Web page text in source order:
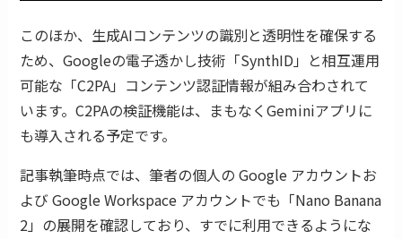
このほか、生成AIコンテンツの識別と透明性を確保する
ため、Googleの電子透かし技術「SynthID」と相互運用
可能な「C2PA」コンテンツ認証情報が組み合わされて
います。C2PAの検証機能は、まもなくGeminiアプリに
も導入される予定です。
記事執筆時点では、筆者の個人の Google アカウントお
よび Google Workspace アカウントでも「Nano Banana
2」の展開を確認しており、すでに利用できるようにな